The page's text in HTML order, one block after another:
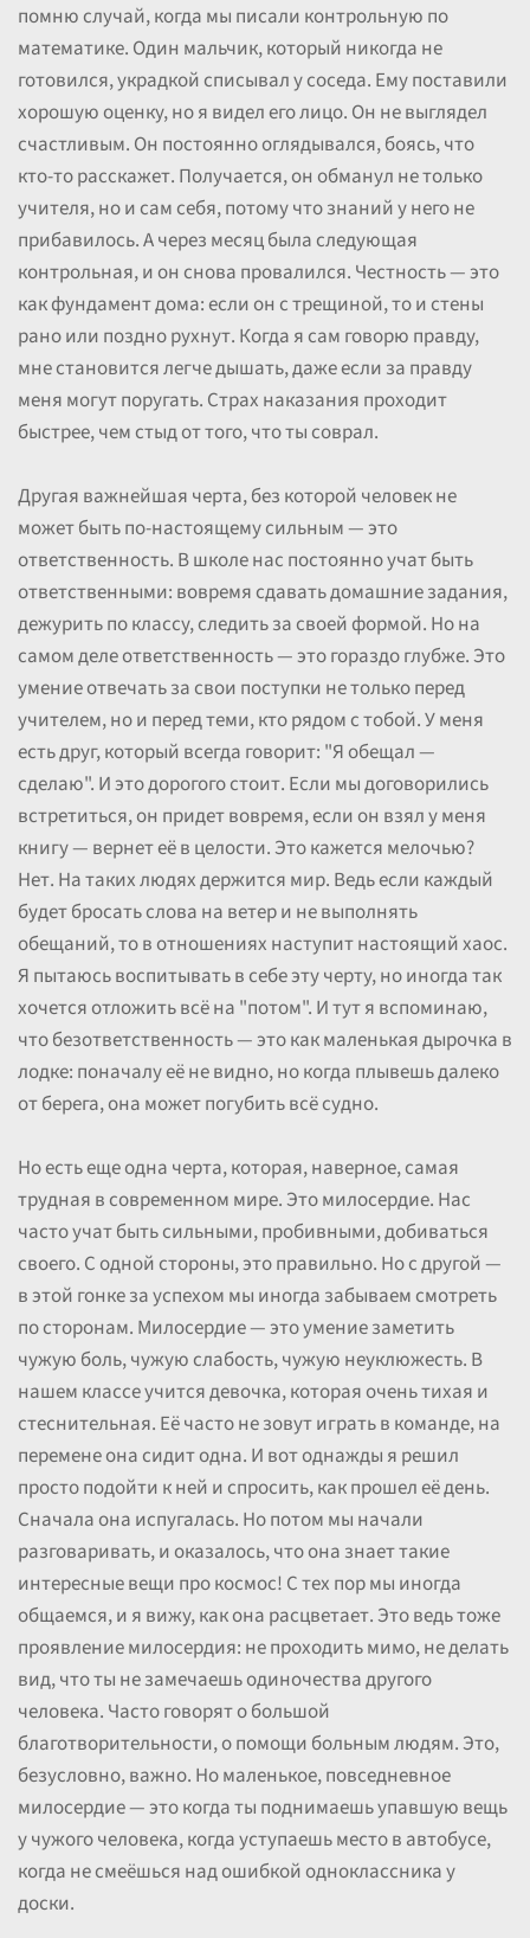
помню случай, когда мы писали контрольную по
математике. Один мальчик, который никогда не
готовился, украдкой списывал у соседа. Ему поставили
хорошую оценку, но я видел его лицо. Он не выглядел
счастливым. Он постоянно оглядывался, боясь, что
кто-то расскажет. Получается, он обманул не только
учителя, но и сам себя, потому что знаний у него не
прибавилось. А через месяц была следующая
контрольная, и он снова провалился. Честность — это
как фундамент дома: если он с трещиной, то и стены
рано или поздно рухнут. Когда я сам говорю правду,
мне становится легче дышать, даже если за правду
меня могут поругать. Страх наказания проходит
быстрее, чем стыд от того, что ты соврал.
Другая важнейшая черта, без которой человек не
может быть по-настоящему сильным — это
ответственность. В школе нас постоянно учат быть
ответственными: вовремя сдавать домашние задания,
дежурить по классу, следить за своей формой. Но на
самом деле ответственность — это гораздо глубже. Это
умение отвечать за свои поступки не только перед
учителем, но и перед теми, кто рядом с тобой. У меня
есть друг, который всегда говорит: "Я обещал —
сделаю". И это дорогого стоит. Если мы договорились
встретиться, он придет вовремя, если он взял у меня
книгу — вернет её в целости. Это кажется мелочью?
Нет. На таких людях держится мир. Ведь если каждый
будет бросать слова на ветер и не выполнять
обещаний, то в отношениях наступит настоящий хаос.
Я пытаюсь воспитывать в себе эту черту, но иногда так
хочется отложить всё на "потом". И тут я вспоминаю,
что безответственность — это как маленькая дырочка в
лодке: поначалу её не видно, но когда плывешь далеко
от берега, она может погубить всё судно.
Но есть еще одна черта, которая, наверное, самая
трудная в современном мире. Это милосердие. Нас
часто учат быть сильными, пробивными, добиваться
своего. С одной стороны, это правильно. Но с другой —
в этой гонке за успехом мы иногда забываем смотреть
по сторонам. Милосердие — это умение заметить
чужую боль, чужую слабость, чужую неуклюжесть. В
нашем классе учится девочка, которая очень тихая и
стеснительная. Её часто не зовут играть в команде, на
перемене она сидит одна. И вот однажды я решил
просто подойти к ней и спросить, как прошел её день.
Сначала она испугалась. Но потом мы начали
разговаривать, и оказалось, что она знает такие
интересные вещи про космос! С тех пор мы иногда
общаемся, и я вижу, как она расцветает. Это ведь тоже
проявление милосердия: не проходить мимо, не делать
вид, что ты не замечаешь одиночества другого
человека. Часто говорят о большой
благотворительности, о помощи больным людям. Это,
безусловно, важно. Но маленькое, повседневное
милосердие — это когда ты поднимаешь упавшую вещь
у чужого человека, когда уступаешь место в автобусе,
когда не смеёшься над ошибкой одноклассника у
доски.